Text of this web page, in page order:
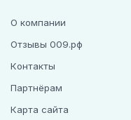
О компании
Отзывы 009.рф
Контакты
Партнёрам
Карта сайта